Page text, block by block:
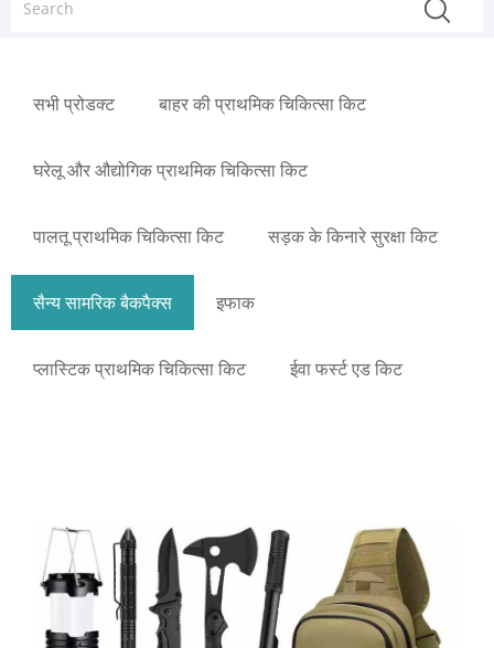
सभी प्रोडक्ट बाहर की प्राथमिक चिकित्सा किट
घरेलू और औद्योगिक प्राथमिक चिकित्सा किट
पालतू प्राथमिक चिकित्सा किट सड़क के किनारे सुरक्षा किट
सैन्य सामरिक बैकपैक्स इफाक
प्लास्टिक प्राथमिक चिकित्सा किट ईवा फर्स्ट एड किट